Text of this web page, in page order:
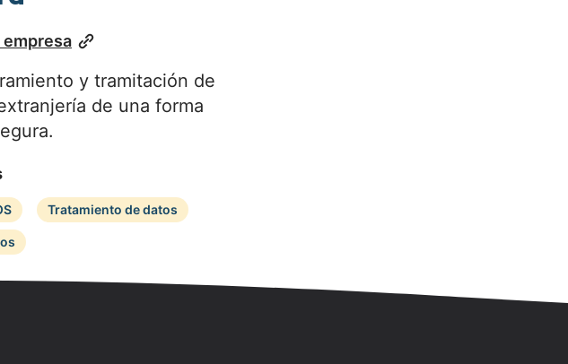
empresa
y tramitación de
de una forma
Tratamiento de datos